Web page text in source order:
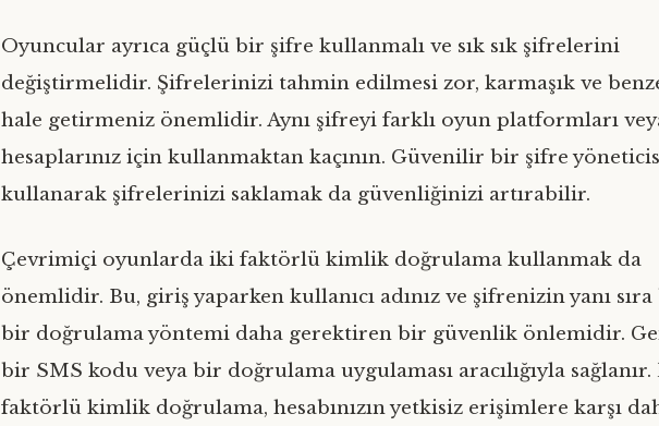
Oyuncular ayrıca güçlü bir şifre kullanmalı ve sık sık şifrelerini
değiştirmelidir. Şifrelerinizi tahmin edilmesi zor, karmaşık ve
hale getirmeniz önemlidir. Aynı şifreyi farklı oyun platformları
hesaplarınız için kullanmaktan kaçının. Güvenilir bir şifre
kullanarak şifrelerinizi saklamak da güvenliğinizi artırabilir.
Çevrimiçi oyunlarda iki faktörlü kimlik doğrulama kullanmak da
önemlidir. Bu, giriş yaparken kullanıcı adınız ve şifrenizin yanı sıra
bir doğrulama yöntemi daha gerektiren bir güvenlik önlemidir.
bir SMS kodu veya bir doğrulama uygulaması aracılığıyla
faktörlü kimlik doğrulama, hesabınızın yetkisiz erişimlere karşı